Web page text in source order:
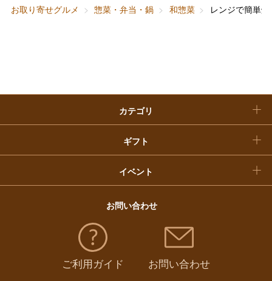
お取り寄せグルメ
惣菜・弁当・鍋 和惣菜 レンジで簡単焼
カテゴリ
ギフト
快気祝い
イベント
福袋
お問い合わせ
ご利用ガイド お問い合わせ